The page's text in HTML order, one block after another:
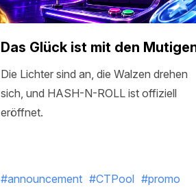
Das Glück ist mit den
Die Lichter sind an, die Walzen drehen
sich, und HASH-N-ROLL ist offiziell
eröffnet.
#announcement #CTPool #promo